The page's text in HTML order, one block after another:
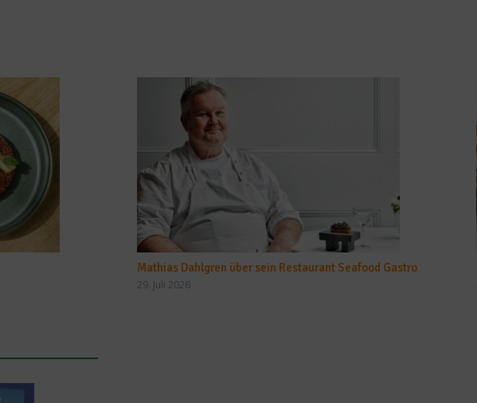
Mathias Dahlgren über sein Restaurant Seafood Gastro
29. Juli 2026